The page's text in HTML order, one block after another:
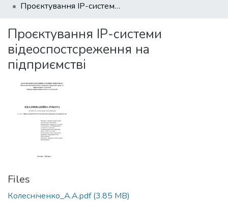
All of DSpace
Statistics
Проєктування ІР-системи відеоспостсреження на підприємстві
Проєктування ІР-системи
відеоспостсреження на
підприємстві
Files
Колесніченко_А.А.pdf(3.85 MB)